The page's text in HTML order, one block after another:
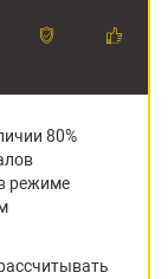
80%
режиме